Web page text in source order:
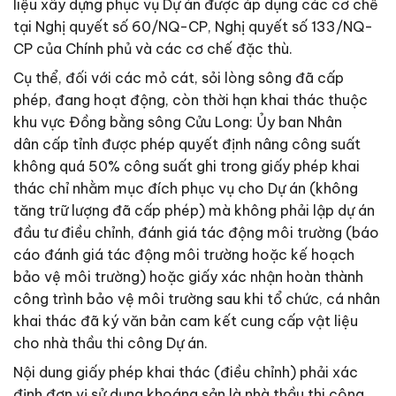
liệu xây dựng phục vụ Dự án được áp dụng các cơ chế
tại Nghị quyết số 60/NQ-CP, Nghị quyết số 133/NQ-
CP của Chính phủ và các cơ chế đặc thù.
Cụ thể, đối với các mỏ cát, sỏi lòng sông đã cấp
phép, đang hoạt động, còn thời hạn khai thác thuộc
khu vực Đồng bằng sông Cửu Long: Ủy ban Nhân
dân cấp tỉnh được phép quyết định nâng công suất
không quá 50% công suất ghi trong giấy phép khai
thác chỉ nhằm mục đích phục vụ cho Dự án (không
tăng trữ lượng đã cấp phép) mà không phải lập dự án
đầu tư điều chỉnh, đánh giá tác động môi trường (báo
cáo đánh giá tác động môi trường hoặc kế hoạch
bảo vệ môi trường) hoặc giấy xác nhận hoàn thành
công trình bảo vệ môi trường sau khi tổ chức, cá nhân
khai thác đã ký văn bản cam kết cung cấp vật liệu
cho nhà thầu thi công Dự án.
Nội dung giấy phép khai thác (điều chỉnh) phải xác